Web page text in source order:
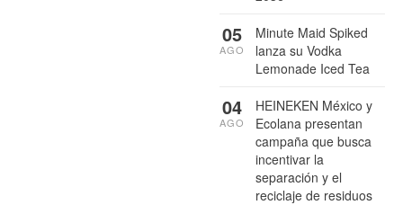
Minute Maid Spiked
lanza su Vodka
Lemonade Iced Tea
05
AGO
HEINEKEN México y
Ecolana presentan
campaña que busca
incentivar la
separación y el
reciclaje de residuos
04
AGO